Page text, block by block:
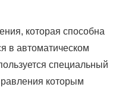
которая способна
в автоматическом
специальный
которым